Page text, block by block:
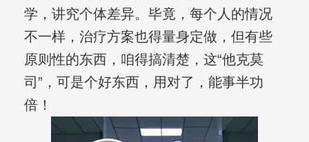
学，讲究个体差异。毕竟，每个人的情况
不一样，治疗方案也得量身定做，但有些
原则性的东西，咱得搞清楚，这“他克莫
司”，可是个好东西，用对了，能事半功
倍！